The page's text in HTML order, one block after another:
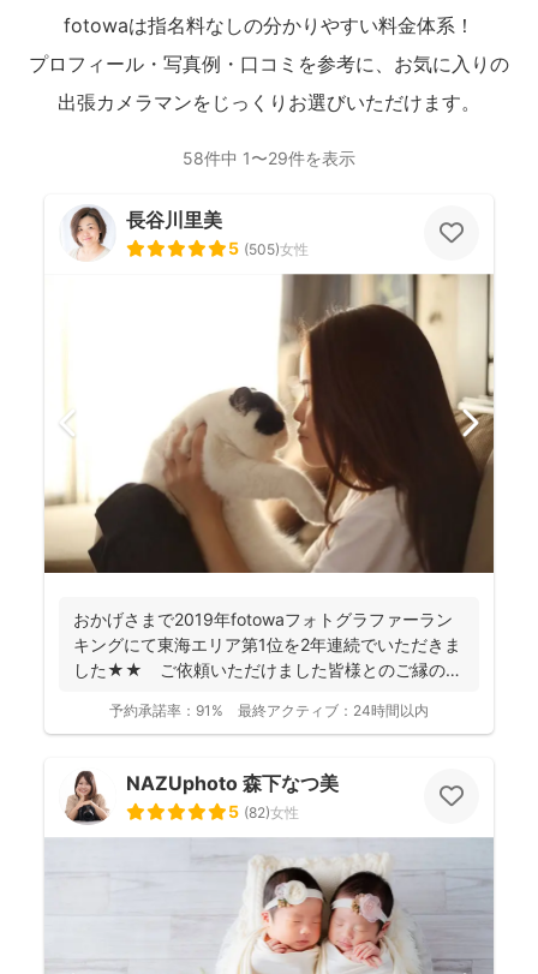
fotowaは指名料なしの分かりやすい料金体系！
プロフィール・写真例・口コミを参考に、お気に入りの
出張カメラマンをじっくりお選びいただけます。
58件中 1〜29件を表示
長谷川里美
5 (505)女性
おかげさまで2019年fotowaフォトグラファーラン
キングにて東海エリア第1位を2年連続でいただきま
した★★ ご依頼いただけました皆様とのご縁のお
予約承諾率： 91% 最終アクティブ： 24時間以内
NAZUphoto 森下なつ美
5 (82)女性